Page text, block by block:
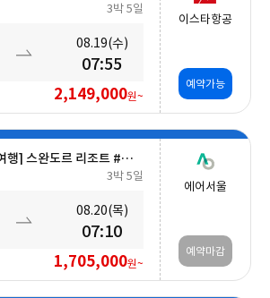
3박 5일
08.19(수)
07:55
2,149,000원~
이스타항공
예약가능
[나트랑 안심 자유여행] 스완도르 리조트 #올인크루시브+오션뷰+미니바 5일
3박 5일
08.20(목)
07:10
1,705,000원~
에어서울
예약마감